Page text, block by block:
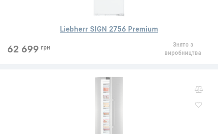
Liebherr SIGN 2756 Premium
62 699 грн
Знято з
виробництва